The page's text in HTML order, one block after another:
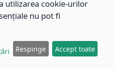
H.C.L. nr. 91 din 09.02.2018,
utilizarea cookie-urilor
nu pot fi
Respinge Accept toate